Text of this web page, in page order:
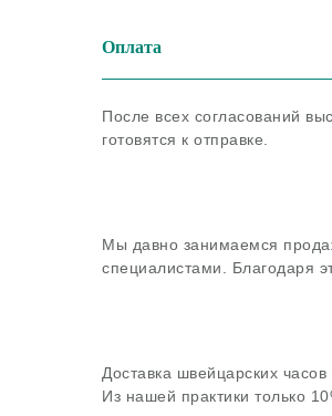
Оплата
После всех согласований
готовятся к отправке.
Мы давно занимаемся
специалистами. Благодаря
Доставка швейцарских
Из нашей практики только